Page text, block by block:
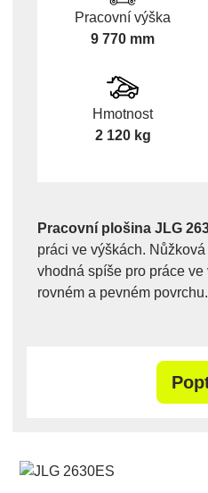
Pracovní výška
9 770 mm
Hmotnost
2 120 kg
Pracovní plošina JLG
práci ve výškách.
vhodná spíše pro práce
rovném a pevném povrchu.